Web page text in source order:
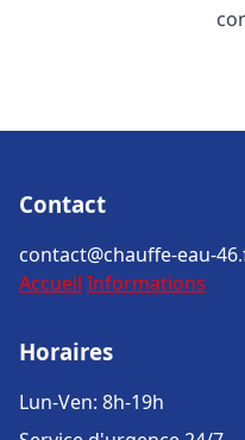
Contact
contact@chauffe-eau-
Accueil Informations
Horaires
Lun-Ven: 8h-19h